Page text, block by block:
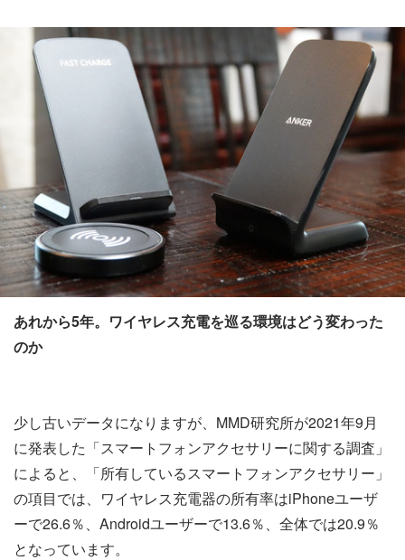
あれから5年。ワイヤレス充電を巡る環境はどう変わった
のか
少し古いデータになりますが、MMD研究所が2021年9月
に発表した「スマートフォンアクセサリーに関する調査」
によると、「所有しているスマートフォンアクセサリー」
の項目では、ワイヤレス充電器の所有率はiPhoneユーザ
ーで26.6％、Androidユーザーで13.6％、全体では20.9％
となっています。